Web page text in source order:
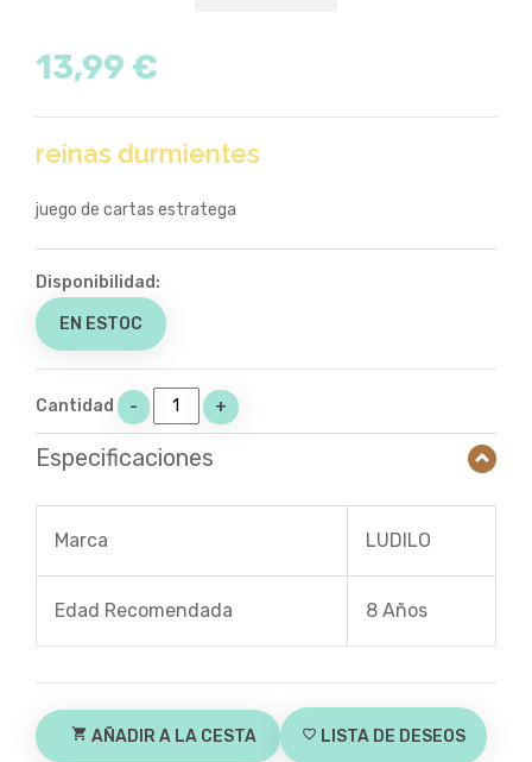
13,99 €
reinas durmientes
juego de cartas estratega
Disponibilidad:
EN ESTOC
Cantidad - +
Especificaciones
Marca LUDILO
Edad Recomendada 8 Años
shopping_cart AÑADIR A LA CESTA favorite_border LISTA DE DESEOS